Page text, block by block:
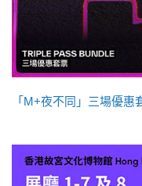
「M+夜不同」三場優惠